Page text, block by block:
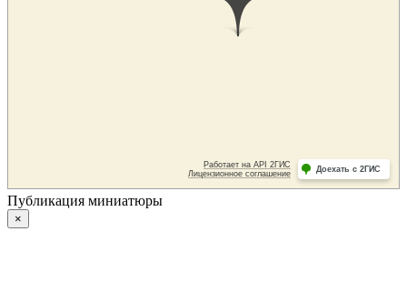
Публикация миниатюры
×